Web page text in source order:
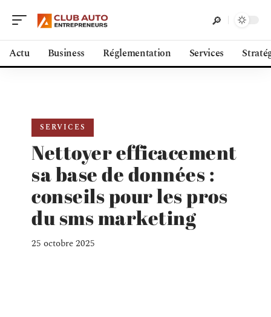
Actu Business Réglementation Services
SERVICES
Nettoyer efficacement
sa base de données :
conseils pour les pros
du sms marketing
25 octobre 2025